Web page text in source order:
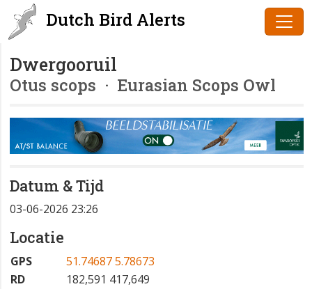
Dutch Bird Alerts
Dwergooruil
Otus scops · Eurasian Scops Owl
Datum & Tijd
03-06-2026 23:26
Locatie
GPS
51.74687 5.78673
RD
182,591 417,649